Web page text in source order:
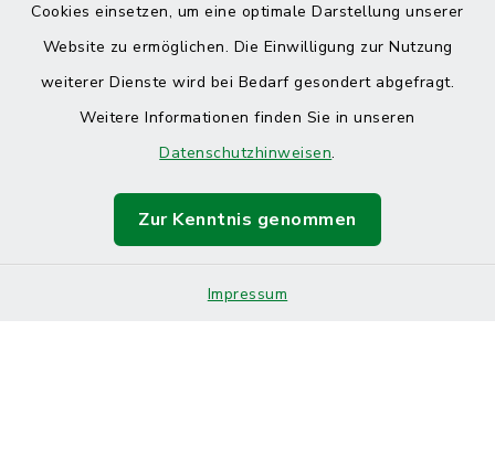
Cookies einsetzen, um eine optimale Darstellung unserer
Website zu ermöglichen. Die Einwilligung zur Nutzung
weiterer Dienste wird bei Bedarf gesondert abgefragt.
Weitere Informationen finden Sie in unseren
Datenschutzhinweisen.
Zur Kenntnis genommen
Impressum
Barrierefreiheit
Sitemap